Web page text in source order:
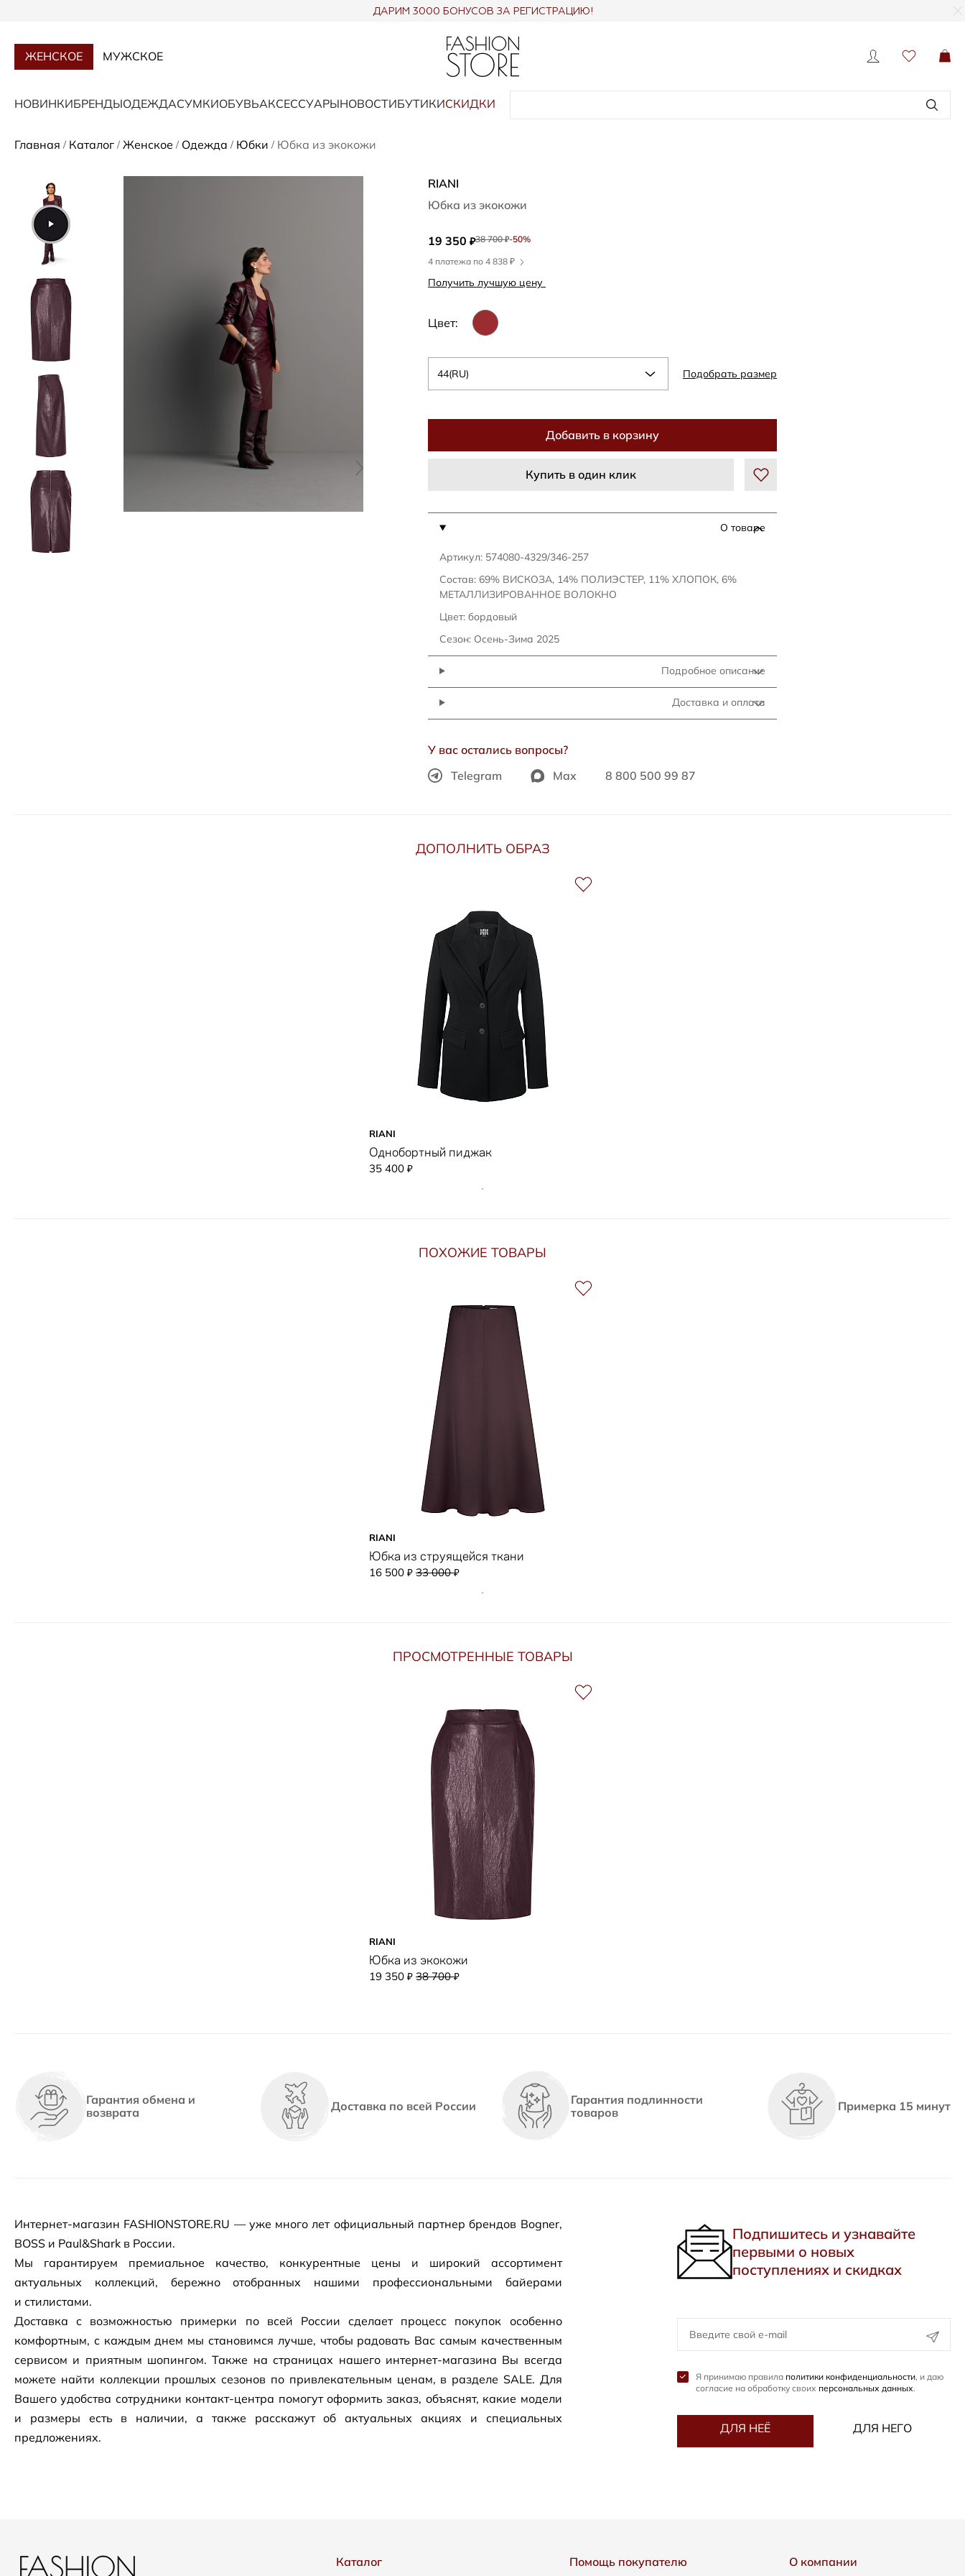
ДАРИМ 3000 БОНУСОВ ЗА РЕГИСТРАЦИЮ!
ЖЕНСКОЕ МУЖСКОЕ
НОВИНКИБРЕНДЫОДЕЖДАСУМКИОБУВЬАКСЕССУАРЫНОВОСТИБУТИКИСКИДКИ
Главная / Каталог / Женское / Одежда / Юбки / Юбка из экокожи
RIANI
Юбка из экокожи
19 350 ₽38 700₽-50%
4 платежа по 4 838 ₽
Получить лучшую цену
Цвет:
44(RU) Подобрать размер
Добавить в корзину
Купить в один клик
О товаре
Артикул: 574080-4329/346-257
Состав: 69% ВИСКОЗА, 14% ПОЛИЭСТЕР, 11% ХЛОПОК, 6%
МЕТАЛЛИЗИРОВАННОЕ ВОЛОКНО
Цвет: бордовый
Сезон: Осень-Зима 2025
Подробное описание
Доставка и оплата
У вас остались вопросы?
Telegram
Max 8 800 500 99 87
ДОПОЛНИТЬ ОБРАЗ
RIANI
Однобортный пиджак
35 400 ₽
ПОХОЖИЕ ТОВАРЫ
RIANI
Юбка из струящейся ткани
16 500 ₽ 33 000₽
ПРОСМОТРЕННЫЕ ТОВАРЫ
RIANI
Юбка из экокожи
19 350 ₽ 38 700₽
Гарантия обмена и
возврата
Доставка по всей России
Гарантия подлинности
товаров
Примерка 15 минут
Интернет-магазин FASHIONSTORE.RU — уже много лет официальный партнер брендов Bogner,
BOSS и Paul&Shark в России.
Мы гарантируем премиальное качество, конкурентные цены и широкий ассортимент
актуальных коллекций, бережно отобранных нашими профессиональными байерами
и стилистами.
Доставка с возможностью примерки по всей России сделает процесс покупок особенно
комфортным, с каждым днем мы становимся лучше, чтобы радовать Вас самым качественным
сервисом и приятным шопингом. Также на страницах нашего интернет-магазина Вы всегда
можете найти коллекции прошлых сезонов по привлекательным ценам, в разделе SALE. Для
Вашего удобства сотрудники контакт-центра помогут оформить заказ, объяснят, какие модели
и размеры есть в наличии, а также расскажут об актуальных акциях и специальных
предложениях.
Подпишитесь и узнавайте
первыми о новых
поступлениях и скидках
Я принимаю правила политики конфиденциальности, и даю
согласие на обработку своих персональных данных.
ДЛЯ НЕЁ ДЛЯ НЕГО
Каталог Помощь покупателю О компании